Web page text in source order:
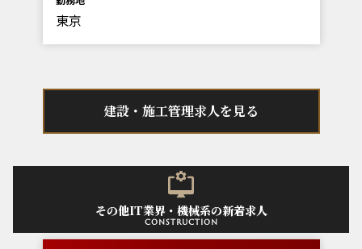
東京
建設・施工管理求人を見る
その他IT業界・機械系の新着求人
construction